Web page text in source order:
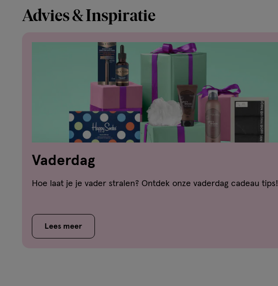
Advies & Inspiratie
Vaderdag
Hoe laat je je vader stralen? Ontdek onze vaderdag cadeau tips!
Lees meer